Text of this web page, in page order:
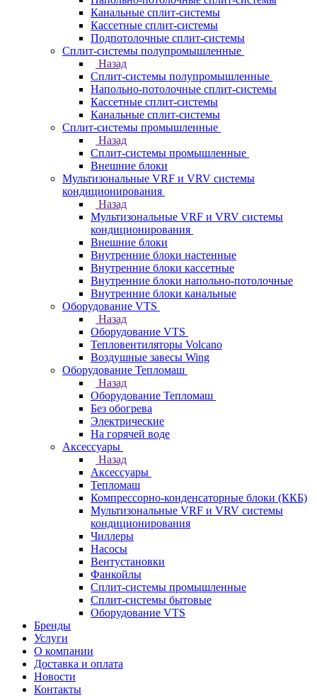
Канальные сплит-системы
Кассетные сплит-системы
Подпотолочные сплит-системы
Сплит-системы полупромышленные
Назад
Сплит-системы полупромышленные
Напольно-потолочные сплит-системы
Кассетные сплит-системы
Канальные сплит-системы
Сплит-системы промышленные
Назад
Сплит-системы промышленные
Внешние блоки
Мультизональные VRF и VRV системы
кондиционирования
Назад
Мультизональные VRF и VRV системы
кондиционирования
Внешние блоки
Внутренние блоки настенные
Внутренние блоки кассетные
Внутренние блоки напольно-потолочные
Внутренние блоки канальные
Оборудование VTS
Назад
Оборудование VTS
Тепловентиляторы Volcano
Воздушные завесы Wing
Оборудование Тепломаш
Назад
Оборудование Тепломаш
Без обогрева
Электрические
На горячей воде
Аксессуары
Назад
Аксессуары
Тепломаш
Компрессорно-конденсаторные блоки (ККБ)
Мультизональные VRF и VRV системы
кондиционирования
Чиллеры
Насосы
Вентустановки
Фанкойлы
Сплит-системы промышленные
Сплит-системы бытовые
Оборудование VTS
Бренды
Услуги
О компании
Доставка и оплата
Новости
Контакты